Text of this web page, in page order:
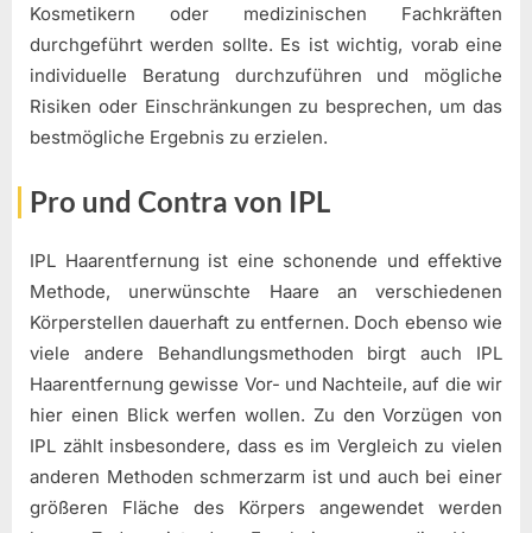
Kosmetikern oder medizinischen Fachkräften
durchgeführt werden sollte. Es ist wichtig, vorab eine
individuelle Beratung durchzuführen und mögliche
Risiken oder Einschränkungen zu besprechen, um das
bestmögliche Ergebnis zu erzielen.
Pro und Contra von IPL
IPL Haarentfernung ist eine schonende und effektive
Methode, unerwünschte Haare an verschiedenen
Körperstellen dauerhaft zu entfernen. Doch ebenso wie
viele andere Behandlungsmethoden birgt auch IPL
Haarentfernung gewisse Vor- und Nachteile, auf die wir
hier einen Blick werfen wollen. Zu den Vorzügen von
IPL zählt insbesondere, dass es im Vergleich zu vielen
anderen Methoden schmerzarm ist und auch bei einer
größeren Fläche des Körpers angewendet werden